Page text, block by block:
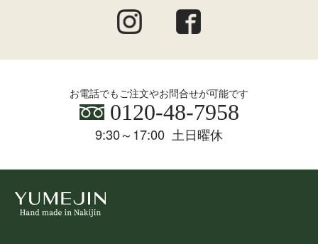
お電話でもご注文やお問合せが可能です
0120-48-7958
9:30～17:00 土日曜休